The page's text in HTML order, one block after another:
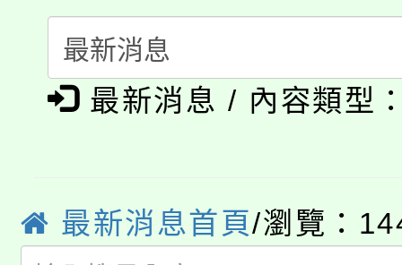
系所師生報名參加。
踴躍報名參加。
展演活動實施計畫」
115年度「教育部表揚
義教育推展貢獻獎」
公告本校115學年度第
代理(課)教師甄選結果(
「2026金融保險知識
生本土語及新住民語歌
代理(課)教師甄選結果(
公告本校115學年度第
最新消息 / 內容類型
最新消息首頁/瀏覽：